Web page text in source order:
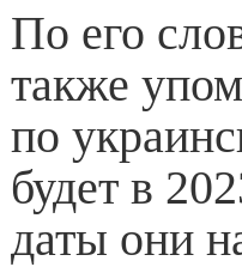
По его
также
по
будет в
даты они